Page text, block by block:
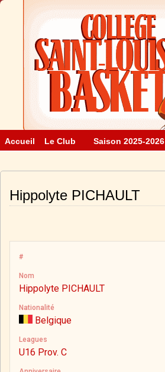
Accueil Le Club Saison 2025-2026
Hippolyte PICHAULT
#
Nom
Hippolyte PICHAULT
Nationalité
Belgique
Leagues
U16 Prov. C